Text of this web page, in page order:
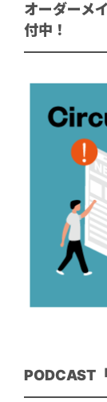
オーダーメ
付中！
PODCAST